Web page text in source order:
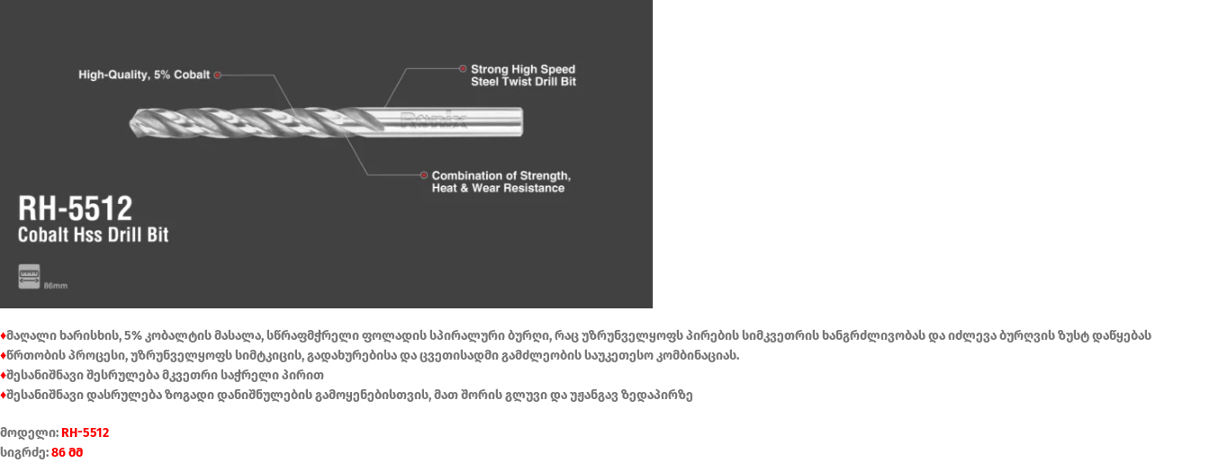
♦მაღალი ხარისხის, 5% კობალტის მასალა, სწრაფმჭრელი ფოლადის სპირალური ბურღი, რაც უზრუნველყოფს პირების სიმკვეთრის ხანგრძლივობას და იძლევა ბურღვის ზუსტ დაწყებას
♦წრთობის პროცესი, უზრუნველყოფს სიმტკიცის, გადახურებისა და ცვეთისადმი გამძლეობის საუკეთესო კომბინაციას.
♦შესანიშნავი შესრულება მკვეთრი საჭრელი პირით
♦შესანიშნავი დასრულება ზოგადი დანიშნულების გამოყენებისთვის, მათ შორის გლუვი და უჟანგავ ზედაპირზე
მოდელი:RH-5512
სიგრძე:86 მმ